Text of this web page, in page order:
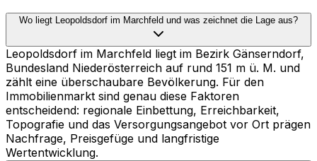
Wo liegt Leopoldsdorf im Marchfeld und was zeichnet die Lage aus?
Leopoldsdorf im Marchfeld liegt im Bezirk Gänserndorf,
Bundesland Niederösterreich auf rund 151 m ü. M. und
zählt eine überschaubare Bevölkerung. Für den
Immobilienmarkt sind genau diese Faktoren
entscheidend: regionale Einbettung, Erreichbarkeit,
Topografie und das Versorgungsangebot vor Ort prägen
Nachfrage, Preisgefüge und langfristige
Wertentwicklung.